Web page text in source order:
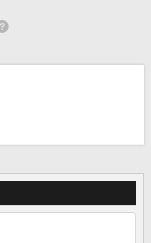
い放題！